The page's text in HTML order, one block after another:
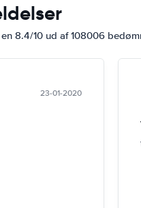
8.4/10 ud af 108006
23-01-2020